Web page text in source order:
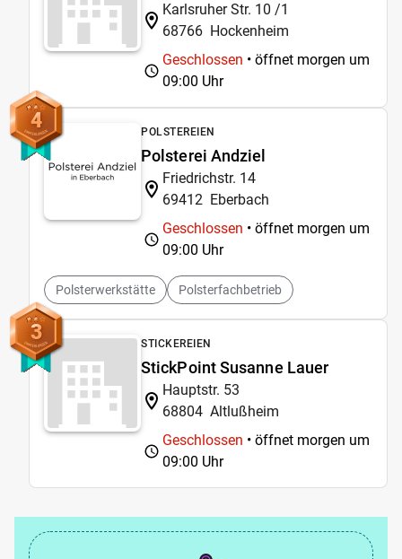
Karlsruher Str. 10 /1
68766 Hockenheim
Geschlossen • öffnet morgen um
09:00 Uhr
4 POLSTEREIEN
Polsterei Andziel
Friedrichstr. 14
69412 Eberbach
Geschlossen • öffnet morgen um
09:00 Uhr
Polsterwerkstätte Polsterfachbetrieb
3 STICKEREIEN
StickPoint Susanne Lauer
Hauptstr. 53
68804 Altlußheim
Geschlossen • öffnet morgen um
09:00 Uhr